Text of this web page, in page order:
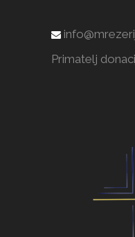
Primatelj